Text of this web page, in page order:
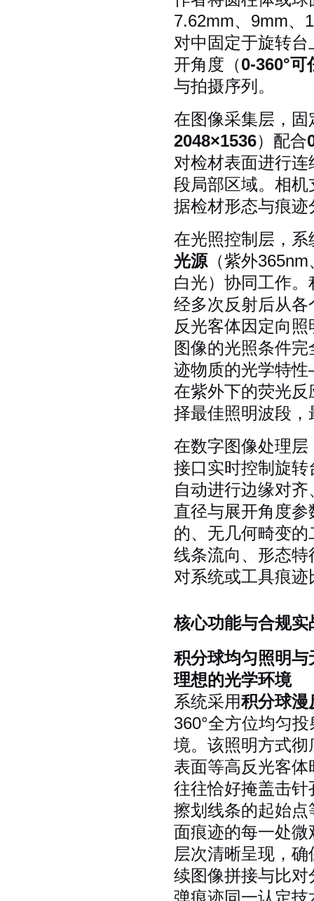
7.62mm、9mm、
对中固定于旋转
开角度（0-360°可
与拍摄序列。
在图像采集层，固
2048×1536）配合
对检材表面进行
段局部区域。相机
据检材形态与痕
在光照控制层，系
光源 （紫外
白光）协同工作
经多次反射后从
反光客体因定向
图像的光照条件
迹物质的光学特
在紫外下的荧光
择最佳照明波段
在数字图像处理层
接口实时控制旋
自动进行边缘对
直径与展开角度
的、无几何畸变
线条流向、形态
对系统或工具痕
核心功能与合规实
积分球均匀照明
理想的光学环境
系统采用积分球漫
360°全方位均匀
境。该照明方式
表面等高反光客
往往恰好掩盖击
擦划线条的起始
面痕迹的每一处
层次清晰呈现，
续图像拼接与比